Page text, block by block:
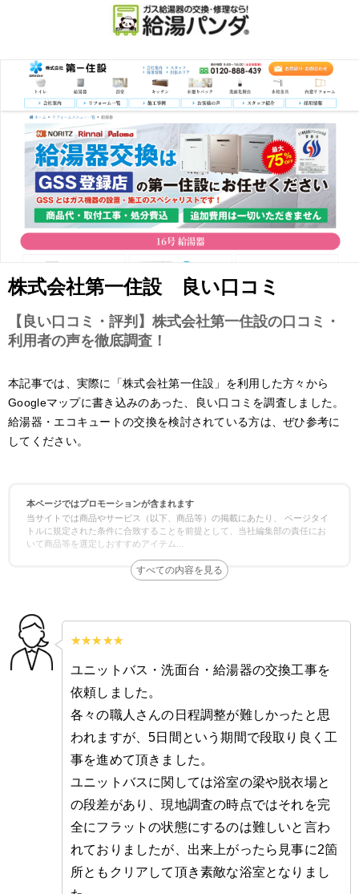
株式会社第一住設 良い口コミ
【良い口コミ・評判】株式会社第一住設の口コミ・
利用者の声を徹底調査！
本記事では、実際に「株式会社第一住設」を利用した方々から
Googleマップに書き込みのあった、良い口コミを調査しました。
給湯器・エコキュートの交換を検討されている方は、ぜひ参考に
してください。
本ページではプロモーションが含まれます
当サイトでは商品やサービス（以下、商品等）の掲載にあたり、 ページタイ
トルに規定された条件に合致することを前提として、当社編集部の責任にお
いて商品等を選定しおすすめアイテム
ユニットバス・洗面台・給湯器の交換工事を
依頼しました。
各々の職人さんの日程調整が難しかったと思
われますが、5日間という期間で段取り良く工
事を進めて頂きました。
ユニットバスに関しては浴室の梁や脱衣場と
の段差があり、現地調査の時点ではそれを完
全にフラットの状態にするのは難しいと言わ
れておりましたが、出来上がったら見事に2箇
所ともクリアして頂き素敵な浴室となりまし